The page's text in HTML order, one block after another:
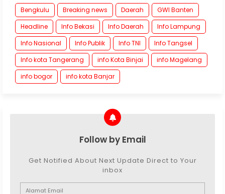
Bengkulu Breaking news Daerah
GWI Banten
Headline
Info Bekasi Info Daerah
Info Lampung
Info Nasional
Info Publik Info TNI
Info Tangsel
Info kota Tangerang
info Kota Binjai
info Magelang
info bogor
info kota Banjar
Follow by Email
Get Notified About Next Update Direct to Your
inbox